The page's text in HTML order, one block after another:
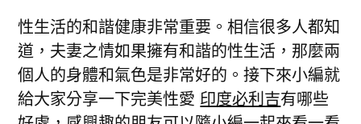
性生活的和諧健康非常重要。相信很多人都知
道，夫妻之情如果擁有和諧的性生活，那麼兩
個人的身體和氣色是非常好的。接下來小編就
給大家分享一下完美性愛 印度必利吉有哪些